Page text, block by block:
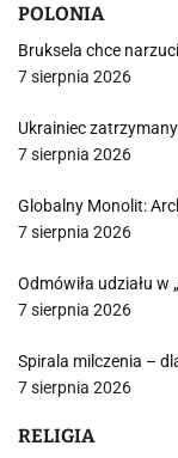
POLONIA
Bruksela chce
7 sierpnia 2026
Ukrainiec
7 sierpnia 2026
Globalny Monolit:
7 sierpnia 2026
Odmówiła udziału w
7 sierpnia 2026
Spirala milczenia –
7 sierpnia 2026
RELIGIA